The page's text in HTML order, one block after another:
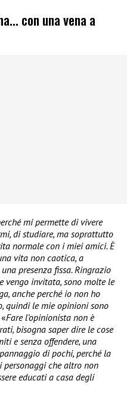
con una vena a
mi permette di vivere
di studiare, ma soprattutto
normale con i miei amici. È
vita non caotica, a
presenza fissa.Ringrazio
vengo invitata, sono molte le
anche perché io non ho
quindi le mie opinioni sono
Fare l’opinionista non è
bisogna saper dire le cose
e senza offendere, una
di pochi, perché la
che altro non
educati a casa degli